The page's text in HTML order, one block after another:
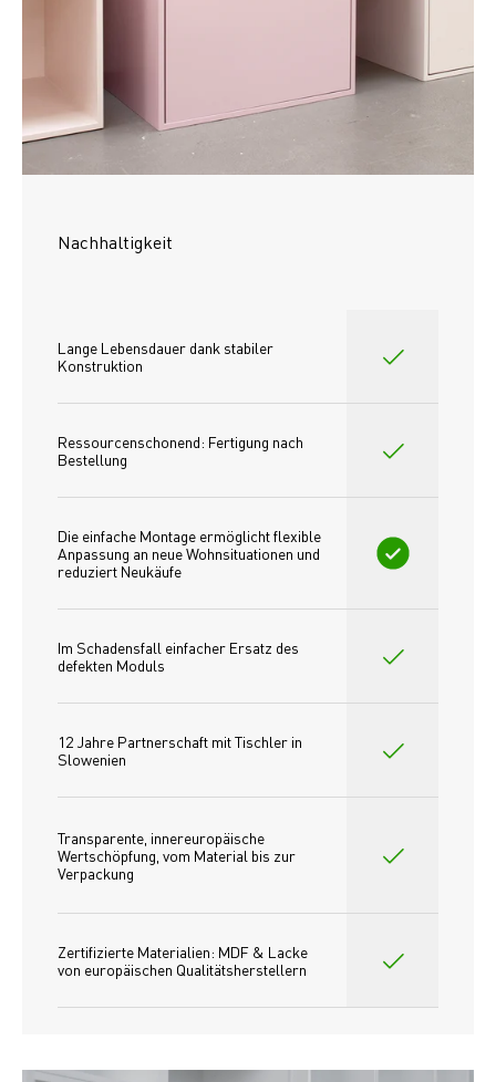
Nachhaltigkeit
Lange Lebensdauer dank stabiler
Konstruktion
Ressourcenschonend: Fertigung nach
Bestellung
Die einfache Montage ermöglicht flexible
Anpassung an neue Wohnsituationen und
reduziert Neukäufe
Im Schadensfall einfacher Ersatz des
defekten Moduls
12 Jahre Partnerschaft mit Tischler in
Slowenien
Transparente, innereuropäische
Wertschöpfung, vom Material bis zur
Verpackung
Zertifizierte Materialien: MDF & Lacke
von europäischen Qualitätsherstellern